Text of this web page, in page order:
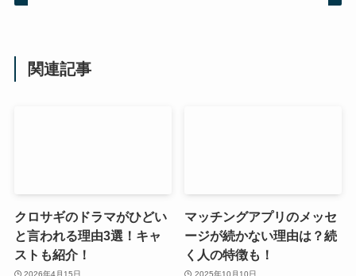
関連記事
クロサギのドラマがひどい
と言われる理由3選！キャ
ストも紹介！
2026年4月15日
マッチングアプリのメッセ
ージが続かない理由は？続
く人の特徴も！
2025年10月10日